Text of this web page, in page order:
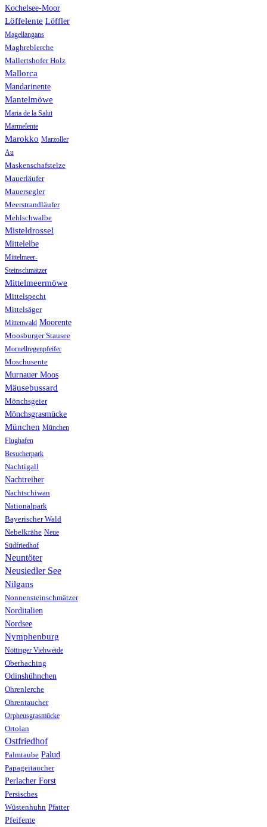
Kochelsee-Moor
Löffelente Löffler
Magellangans
Maghreblerche
Mallertshofer Holz
Mallorca
Mandarinente
Mantelmöwe
Maria de la Salut
Marmelente
Marokko Marzoller
Au
Maskenschafstelze
Mauerläufer
Mauersegler
Meerstrandläufer
Mehlschwalbe
Misteldrossel
Mittelelbe
Mittelmeer-
Steinschmätzer
Mittelmeermöwe
Mittelspecht
Mittelsäger
Mittenwald Moorente
Moosburger Stausee
Mornellregenpfeifer
Moschusente
Murnauer Moos
Mäusebussard
Mönchsgeier
Mönchsgrasmücke
München München
Flughafen
Besucherpark
Nachtigall
Nachtreiher
Nachtschiwan
Nationalpark
Bayerischer Wald
Nebelkrähe Neue
Südfriedhof
Neuntöter
Neusiedler See
Nilgans
Nonnensteinschmätzer
Norditalien
Nordsee
Nymphenburg
Nöttinger Viehweide
Oberhaching
Odinshühnchen
Ohrenlerche
Ohrentaucher
Orpheusgrasmücke
Ortolan
Ostfriedhof
Palmtaube Palud
Papageitaucher
Perlacher Forst
Persisches
Wüstenhuhn Pfatter
Pfeifente